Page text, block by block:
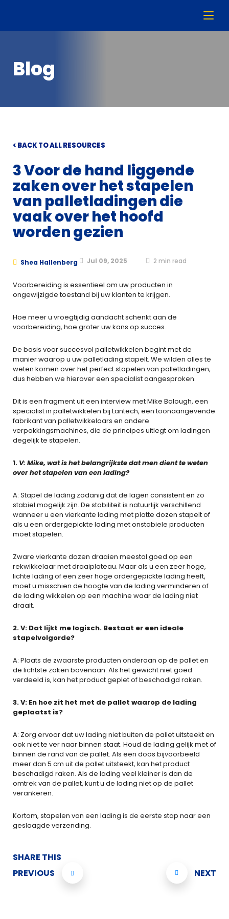
Blog
< BACK TO ALL RESOURCES
3 Voor de hand liggende
zaken over het stapelen
van palletladingen die
vaak over het hoofd
worden gezien
Shea Hallenberg Jul 09, 2025 2 min read
Voorbereiding is essentieel om uw producten in
ongewijzigde toestand bij uw klanten te krijgen.
Hoe meer u vroegtijdig aandacht schenkt aan de
voorbereiding, hoe groter uw kans op succes.
De basis voor succesvol palletwikkelen begint met de
manier waarop u uw palletlading stapelt. We wilden alles te
weten komen over het perfect stapelen van palletladingen,
dus hebben we hierover een specialist aangesproken.
Dit is een fragment uit een interview met Mike Balough, een
specialist in palletwikkelen bij Lantech, een toonaangevende
fabrikant van palletwikkelaars en andere
verpakkingsmachines, die de principes uitlegt om ladingen
degelijk te stapelen.
1. V: Mike, wat is het belangrijkste dat men dient te weten
over het stapelen van een lading?
A: Stapel de lading zodanig dat de lagen consistent en zo
stabiel mogelijk zijn. De stabiliteit is natuurlijk verschillend
wanneer u een vierkante lading met platte dozen stapelt of
als u een ordergepickte lading met onstabiele producten
moet stapelen.
Zware vierkante dozen draaien meestal goed op een
rekwikkelaar met draaiplateau. Maar als u een zeer hoge,
lichte lading of een zeer hoge ordergepickte lading heeft,
moet u misschien de hoogte van de lading verminderen of
de lading wikkelen op een machine waar de lading niet
draait.
2. V: Dat lijkt me logisch. Bestaat er een ideale
stapelvolgorde?
A: Plaats de zwaarste producten onderaan op de pallet en
de lichtste zaken bovenaan. Als het gewicht niet goed
verdeeld is, kan het product geplet of beschadigd raken.
3. V: En hoe zit het met de pallet waarop de lading
geplaatst is?
A: Zorg ervoor dat uw lading niet buiten de pallet uitsteekt en
ook niet te ver naar binnen staat. Houd de lading gelijk met of
binnen de rand van de pallet. Als een doos bijvoorbeeld
meer dan 5 cm uit de pallet uitsteekt, kan het product
beschadigd raken. Als de lading veel kleiner is dan de
omtrek van de pallet, kunt u de lading niet op de pallet
verankeren.
Kortom, stapelen van een lading is de eerste stap naar een
geslaagde verzending.
SHARE THIS
PREVIOUS
NEXT